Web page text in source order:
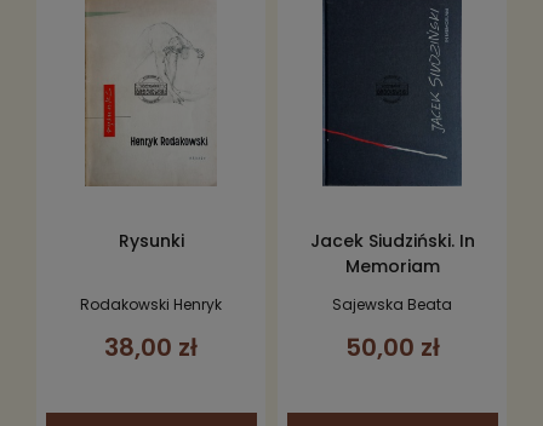
Rysunki
Rodakowski Henryk
38,00 zł
Jacek Siudziński. In
Memoriam
Sajewska Beata
50,00 zł